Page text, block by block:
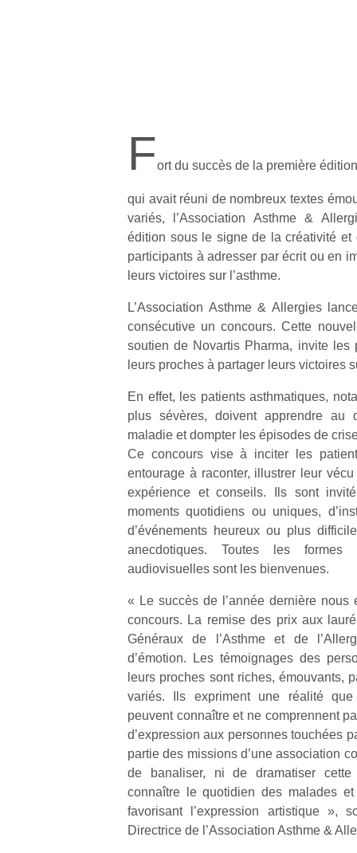
Fort du succès de la première
qui avait réuni de nombreux textes
variés, l’Association Asthme &
édition sous le signe de la créativité et
participants à adresser par écrit ou en
leurs victoires sur l’asthme.
L’Association Asthme & Allergies
consécutive un concours. Cette
soutien de Novartis Pharma, invite les
leurs proches à partager leurs victoires
En effet, les patients asthmatiques,
plus sévères, doivent apprendre au
maladie et dompter les épisodes de
Ce concours vise à inciter les
entourage à raconter, illustrer leur
expérience et conseils. Ils sont
moments quotidiens ou uniques,
d’événements heureux ou plus
anecdotiques. Toutes les formes
audiovisuelles sont les bienvenues.
« Le succès de l’année dernière nous
concours. La remise des prix aux
Généraux de l’Asthme et de
d’émotion. Les témoignages des
leurs proches sont riches, émouvants,
variés. Ils expriment une réalité
peuvent connaître et ne comprennent
d’expression aux personnes touchées
partie des missions d’une association
de banaliser, ni de dramatiser
connaître le quotidien des malades
favorisant l’expression artistique »,
Directrice de l’Association Asthme &
une
nouvelle
Des
trampolines
pour les